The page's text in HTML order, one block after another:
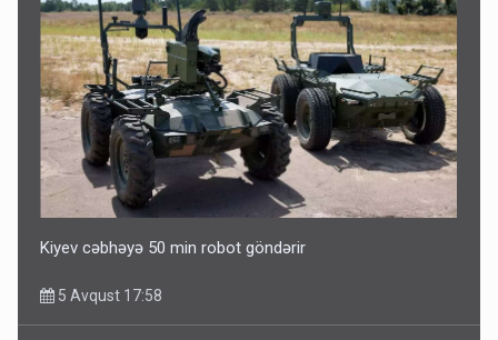
Kiyev cəbhəyə 50 min robot göndərir
5 Avqust 17:58